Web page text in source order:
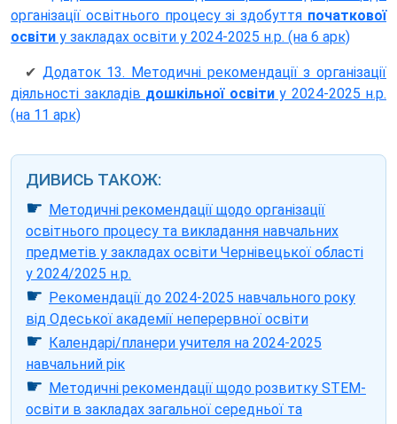
організації освітнього процесу зі здобуття початкової
освіти у закладах освіти у 2024-2025 н.р. (на 6 арк)
✔ Додаток 13. Методичні рекомендації з організації
діяльності закладів дошкільної освітиу 2024-2025 н.р.
(на 11 арк)
ДИВИСЬ ТАКОЖ:
☛ Методичні рекомендації щодо організації
освітнього процесу та викладання навчальних
предметів у закладах освіти Чернівецької області
у 2024/2025 н.р.
☛ Рекомендації до 2024-2025 навчального року
від Одеської академії неперервної освіти
☛ Календарі/планери учителя на 2024-2025
навчальний рік
☛ Методичні рекомендації щодо розвитку STEM-
освіти в закладах загальної середньої та